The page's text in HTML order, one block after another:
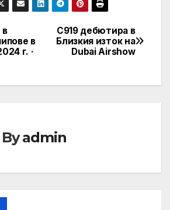
C919 дебютира в
Близкия изток на
Dubai Airshow
в
в
г. ·
Byadmin